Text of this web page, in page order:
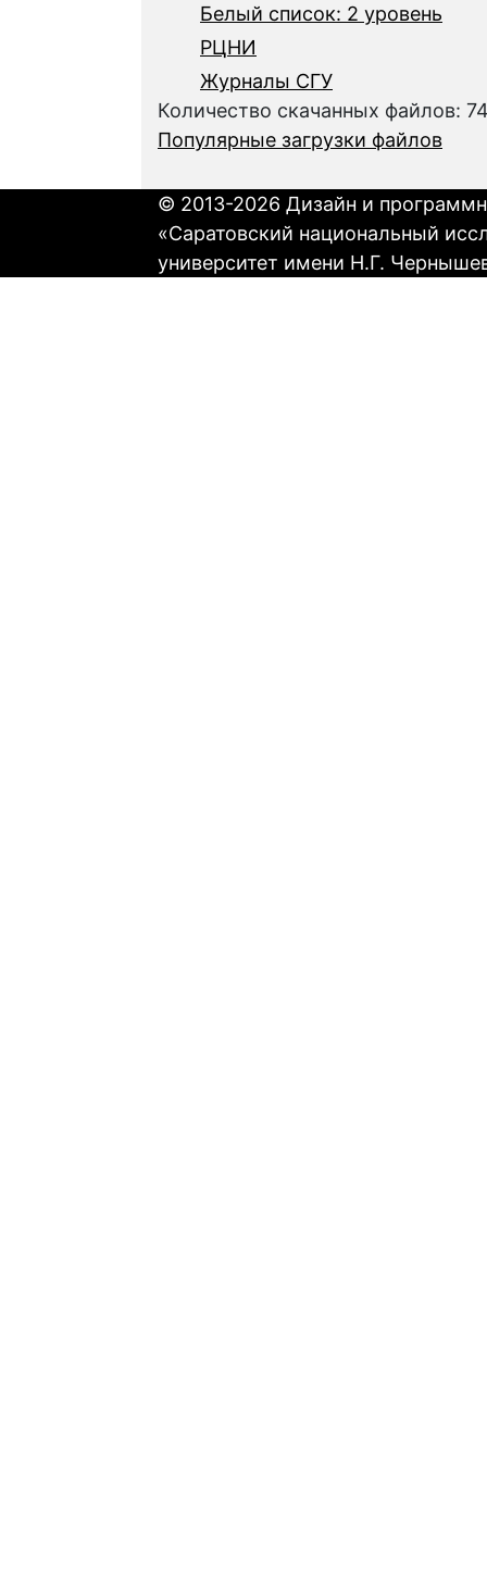
Белый список: 2 уровень
РЦНИ
Журналы СГУ
Количество скачанных файлов:
Популярные загрузки файлов
© 2013-2026 Дизайн и
«Саратовский национальный
университет имени Н.Г.